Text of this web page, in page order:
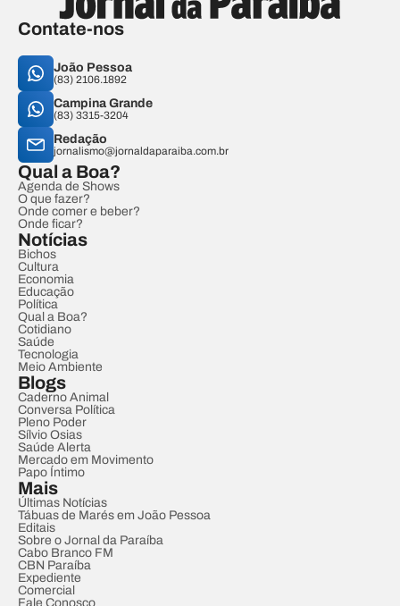
Contate-nos
João Pessoa
(83) 2106.1892
Campina Grande
(83) 3315-3204
Redação
jornalismo@jornaldaparaiba.com.br
Qual a Boa?
Agenda de Shows
O que fazer?
Onde comer e beber?
Onde ficar?
Notícias
Bichos
Cultura
Economia
Educação
Política
Qual a Boa?
Cotidiano
Saúde
Tecnologia
Meio Ambiente
Blogs
Caderno Animal
Conversa Política
Pleno Poder
Sílvio Osias
Saúde Alerta
Mercado em Movimento
Papo Íntimo
Mais
Últimas Notícias
Tábuas de Marés em João Pessoa
Editais
Sobre o Jornal da Paraíba
Cabo Branco FM
CBN Paraíba
Expediente
Comercial
Fale Conosco